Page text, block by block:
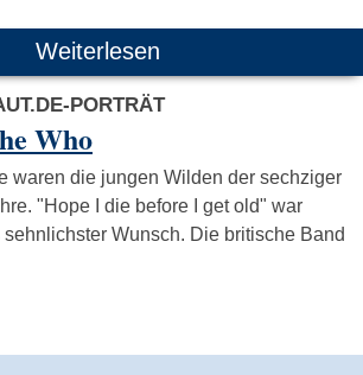
Weiterlesen
PORTRÄT
Who
waren die jungen Wilden der sechziger
"Hope I die before I get old" war
sehnlichster Wunsch. Die britische Band